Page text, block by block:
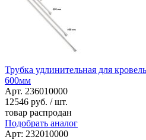
Трубка удлинительная для
600мм
Арт. 236010000
12546 руб. / шт.
товар распродан
Подобрать аналог
Арт: 232010000